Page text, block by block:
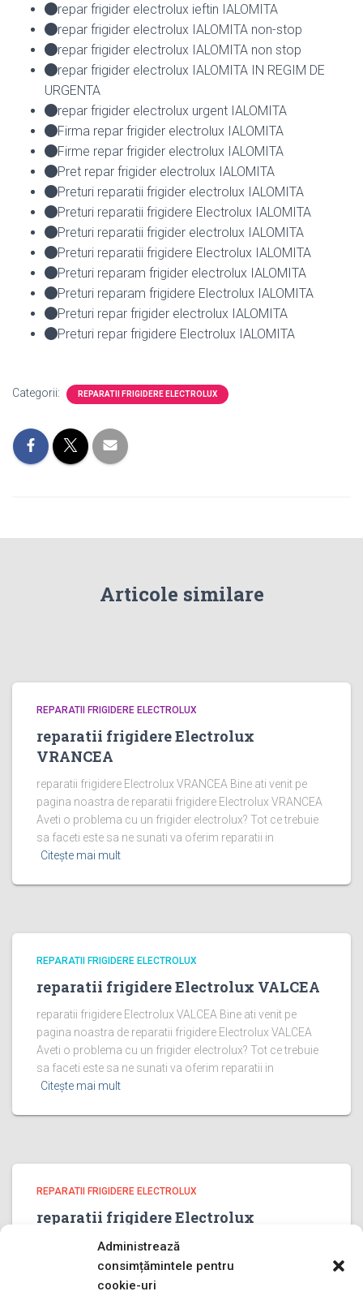
Administrează
consimțămintele pentru
cookie-uri
repar frigider electrolux ieftin IALOMITA
repar frigider electrolux IALOMITA non-stop
repar frigider electrolux IALOMITA non stop
repar frigider electrolux IALOMITA IN REGIM DE
URGENTA
repar frigider electrolux urgent IALOMITA
Firma repar frigider electrolux IALOMITA
Firme repar frigider electrolux IALOMITA
Pret repar frigider electrolux IALOMITA
Preturi reparatii frigider electrolux IALOMITA
Preturi reparatii frigidere Electrolux IALOMITA
Preturi reparatii frigider electrolux IALOMITA
Preturi reparatii frigidere Electrolux IALOMITA
Preturi reparam frigider electrolux IALOMITA
Preturi reparam frigidere Electrolux IALOMITA
Preturi repar frigider electrolux IALOMITA
Preturi repar frigidere Electrolux IALOMITA
Categorii: REPARATII FRIGIDERE ELECTROLUX
Articole similare
REPARATII FRIGIDERE ELECTROLUX
reparatii frigidere Electrolux
VRANCEA
reparatii frigidere Electrolux VRANCEA Bine ati venit pe
pagina noastra de reparatii frigidere Electrolux VRANCEA
Aveti o problema cu un frigider electrolux? Tot ce trebuie
sa faceti este sa ne sunati va oferim reparatii in
Citește mai mult
REPARATII FRIGIDERE ELECTROLUX
reparatii frigidere Electrolux VALCEA
reparatii frigidere Electrolux VALCEA Bine ati venit pe
pagina noastra de reparatii frigidere Electrolux VALCEA
Aveti o problema cu un frigider electrolux? Tot ce trebuie
sa faceti este sa ne sunati va oferim reparatii in
Citește mai mult
REPARATII FRIGIDERE ELECTROLUX
reparatii frigidere Electrolux
PRAHOVA
reparatii frigidere Electrolux PRAHOVA Bine ati venit pe
pagina noastra de reparatii frigidere Electrolux PRAHOVA